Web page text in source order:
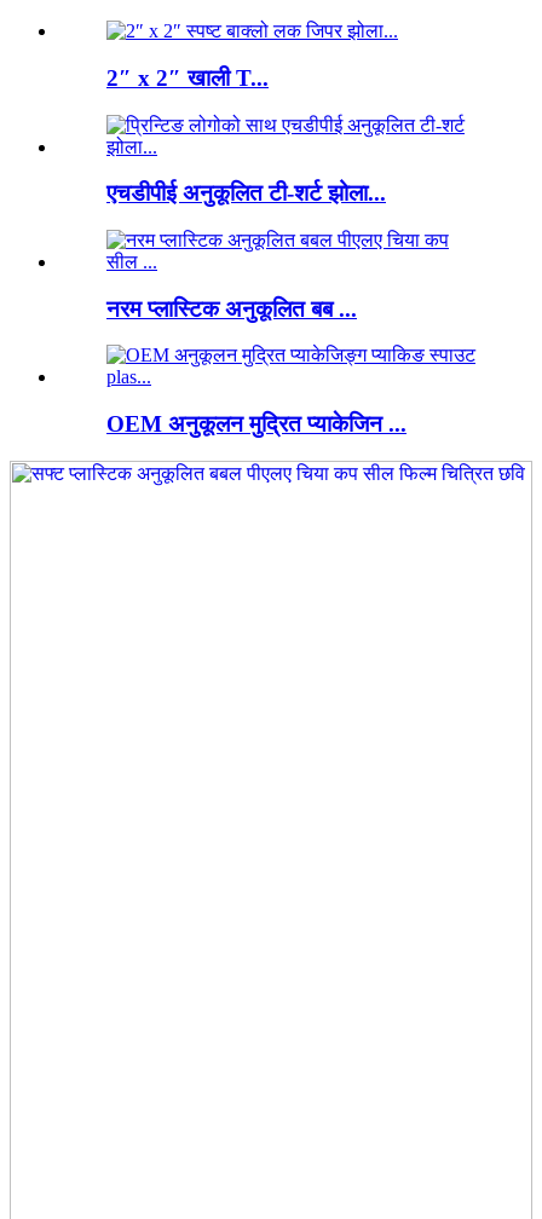
2″ x 2″ खाली T...
एचडीपीई अनुकूलित टी-शर्ट झोला...
नरम प्लास्टिक अनुकूलित बब ...
OEM अनुकूलन मुद्रित प्याकेजिन ...